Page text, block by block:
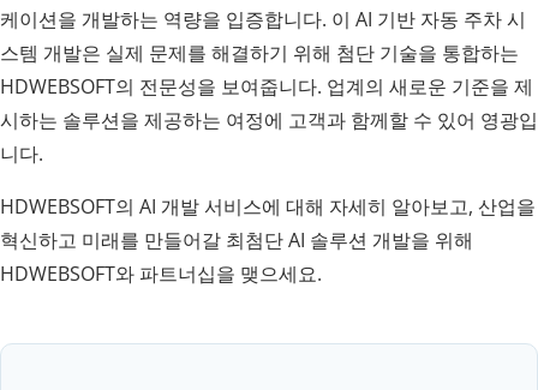
케이션을 개발하는 역량을 입증합니다. 이 AI 기반 자동 주차 시
스템 개발은 실제 문제를 해결하기 위해 첨단 기술을 통합하는
HDWEBSOFT의 전문성을 보여줍니다. 업계의 새로운 기준을 제
시하는 솔루션을 제공하는 여정에 고객과 함께할 수 있어 영광입
니다.
HDWEBSOFT의 AI 개발 서비스에 대해 자세히 알아보고, 산업을
혁신하고 미래를 만들어갈 최첨단 AI 솔루션 개발을 위해
HDWEBSOFT와 파트너십을 맺으세요.